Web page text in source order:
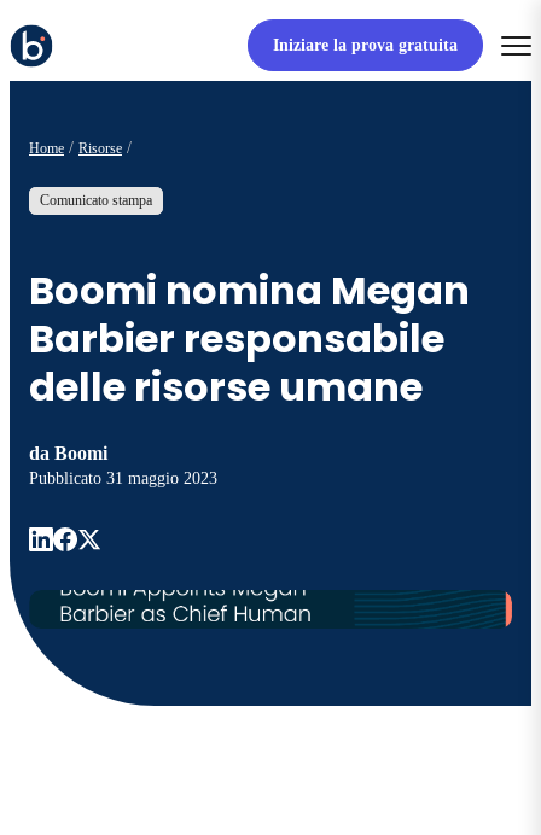
Iniziare la prova gratuita
Home Risorse
Comunicato stampa
Boomi nomina Megan
Barbier responsabile
delle risorse umane
da Boomi
Pubblicato 31 maggio 2023